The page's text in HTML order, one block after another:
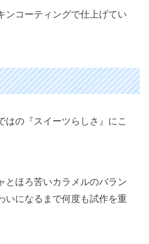
ンコーティングで仕上げてい
はの『スイーツらしさ』にこ
とほろ苦いカラメルのバラン
いになるまで何度も試作を重